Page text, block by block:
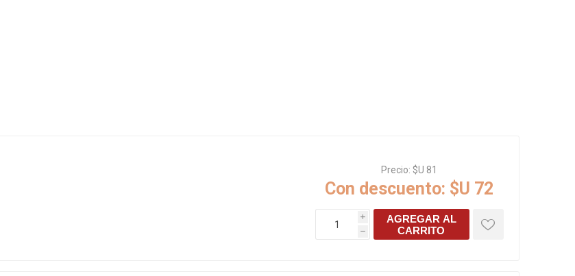
Ver todo
Precio: $U 81
Con descuento: $U 72
i
h
AGREGAR AL
CARRITO